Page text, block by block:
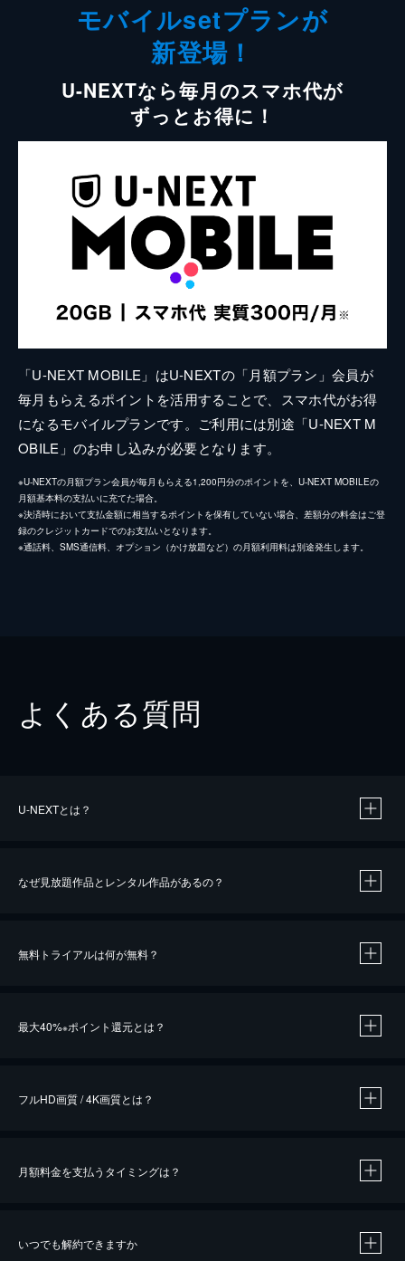
モバイルsetプランが
新登場！
U-NEXTなら毎月のスマホ代が
ずっとお得に！
「U-NEXT MOBILE」はU-NEXTの「月額プラン」会員が
毎月もらえるポイントを活用することで、スマホ代がお得
になるモバイルプランです。ご利用には別途「U-NEXT M
OBILE」のお申し込みが必要となります。
※U-NEXTの月額プラン会員が毎月もらえる1,200円分のポイントを、U-NEXT MOBILEの
月額基本料の支払いに充てた場合。
※決済時において支払金額に相当するポイントを保有していない場合、差額分の料金はご登
録のクレジットカードでのお支払いとなります。
※通話料、SMS通信料、オプション（かけ放題など）の月額利用料は別途発生します。
よくある質問
U-NEXTとは？
なぜ見放題作品とレンタル作品があるの？
無料トライアルは何が無料？
最大40%※ポイント還元とは？
※40％ポイント還元の対象は、クレジットカード決済による作品の購入 / レンタルです。
フルHD画質 / 4K画質とは？
月額料金を支払うタイミングは？
いつでも解約できますか